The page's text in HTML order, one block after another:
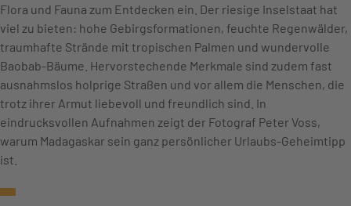
Flora und Fauna zum Entdecken ein. Der riesige Inselstaat hat
viel zu bieten: hohe Gebirgsformationen, feuchte Regenwälder,
traumhafte Strände mit tropischen Palmen und wundervolle
Baobab-Bäume. Hervorstechende Merkmale sind zudem fast
ausnahmslos holprige Straßen und vor allem die Menschen, die
trotz ihrer Armut liebevoll und freundlich sind. In
eindrucksvollen Aufnahmen zeigt der Fotograf Peter Voss,
warum Madagaskar sein ganz persönlicher Urlaubs-Geheimtipp
ist.